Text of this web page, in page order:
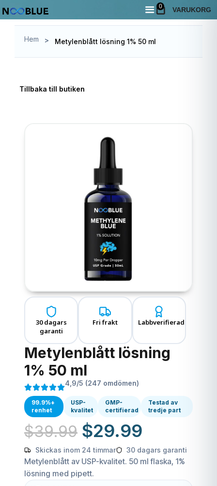
0 VARUKORG
Hem / Butik Metylenblått lösning 1% 50 ml
Hem > Metylenblått lösning 1% 50 ml
Tillbaka till butiken
30 dagars
garanti
Fri frakt Labbverifierad
Metylenblått lösning
1% 50 ml
4,9/5 (247 omdömen)
99.9%+
renhet
USP-
kvalitet
GMP-
certifierad
Testad av
tredje part
$39.99 $29.99
Skickas inom 24 timmar 30 dagars garanti
Metylenblått av USP-kvalitet. 50 ml flaska, 1%
lösning med pipett.